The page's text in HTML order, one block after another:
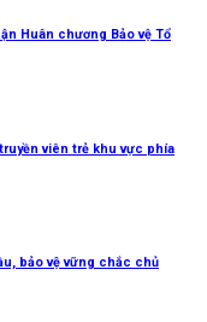
Huân chương Bảo vệ Tổ
viên trẻ khu vực phía
bảo vệ vững chắc chủ